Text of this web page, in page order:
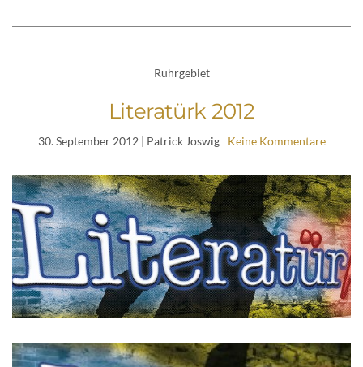
Ruhrgebiet
Literatürk 2012
30. September 2012| Patrick Joswig Keine Kommentare